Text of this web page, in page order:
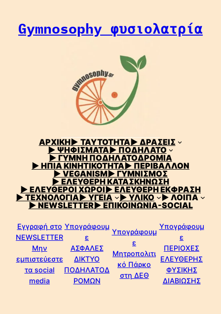
περιεχόμενο
Gymnosophy φυσιολατρία
ΑΡΧΙΚΗ▶ ΤΑΥΤΟΤΗΤΑ▶ ΔΡΑΣΕΙΣ
▶ ΨΗΦΙΣΜΑΤΑ▶ ΠΟΔΗΛΑΤΟ
▶ ΓΥΜΝΗ ΠΟΔΗΛΑΤΟΔΡΟΜΙΑ
▶ ΗΠΙΑ ΚΙΝΗΤΙΚΟΤΗΤΑ▶ ΠΕΡΙΒΑΛΛΟΝ
▶ VEGANISM▶ ΓΥΜΝΙΣΜΟΣ
▶ ΕΛΕΥΘΕΡΗ ΚΑΤΑΣΚΗΝΩΣΗ
▶ ΕΛΕΥΘΕΡΟΙ ΧΩΡΟΙ▶ ΕΛΕΥΘΕΡΗ ΕΚΦΡΑΣΗ
▶ ΤΕΧΝΟΛΟΓΙΑ▶ ΥΓΕΙΑ ▶ ΥΛΙΚΟ
▶ ΛΟΙΠΑ
▶ NEWSLETTER▶ ΕΠΙΚΟΙΝΩΝΙΑ-SOCIAL
Εγγραφή στο
NEWSLETTER
Μην
εμπιστεύεστε
τα social
media
Υπογράφουμ
ε
ΑΣΦΑΛΕΣ
ΔΙΚΤΥΟ
ΠΟΔΗΛΑΤΟΔ
ΡΟΜΩΝ
Υπογράφουμ
ε
Μητροπολιτι
κό Πάρκο
στη ΔΕΘ
Υπογράφουμ
ε
ΠΕΡΙΟΧΕΣ
ΕΛΕΥΘΕΡΗΣ
ΦΥΣΙΚΗΣ
ΔΙΑΒΙΩΣΗΣ